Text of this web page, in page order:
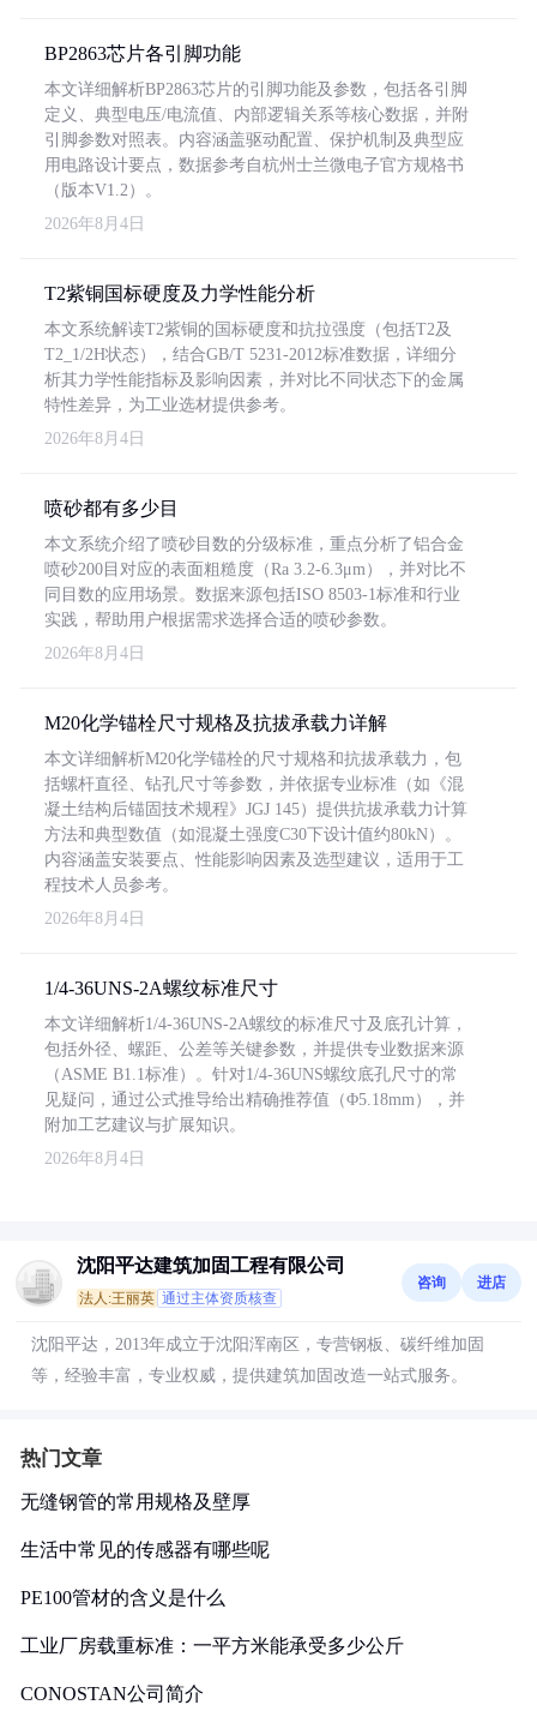
BP2863芯片各引脚功能
本文详细解析BP2863芯片的引脚功能及参数，包括各引脚
定义、典型电压/电流值、内部逻辑关系等核心数据，并附
引脚参数对照表。内容涵盖驱动配置、保护机制及典型应
用电路设计要点，数据参考自杭州士兰微电子官方规格书
（版本V1.2）。
2026年8月4日
T2紫铜国标硬度及力学性能分析
本文系统解读T2紫铜的国标硬度和抗拉强度（包括T2及
T2_1/2H状态），结合GB/T 5231-2012标准数据，详细分
析其力学性能指标及影响因素，并对比不同状态下的金属
特性差异，为工业选材提供参考。
2026年8月4日
喷砂都有多少目
本文系统介绍了喷砂目数的分级标准，重点分析了铝合金
喷砂200目对应的表面粗糙度（Ra 3.2-6.3μm），并对比不
同目数的应用场景。数据来源包括ISO 8503-1标准和行业
实践，帮助用户根据需求选择合适的喷砂参数。
2026年8月4日
M20化学锚栓尺寸规格及抗拔承载力详解
本文详细解析M20化学锚栓的尺寸规格和抗拔承载力，包
括螺杆直径、钻孔尺寸等参数，并依据专业标准（如《混
凝土结构后锚固技术规程》JGJ 145）提供抗拔承载力计算
方法和典型数值（如混凝土强度C30下设计值约80kN）。
内容涵盖安装要点、性能影响因素及选型建议，适用于工
程技术人员参考。
2026年8月4日
1/4-36UNS-2A螺纹标准尺寸
本文详细解析1/4-36UNS-2A螺纹的标准尺寸及底孔计算，
包括外径、螺距、公差等关键参数，并提供专业数据来源
（ASME B1.1标准）。针对1/4-36UNS螺纹底孔尺寸的常
见疑问，通过公式推导给出精确推荐值（Φ5.18mm），并
附加工艺建议与扩展知识。
2026年8月4日
沈阳平达建筑加固工程有限公司
法人:王丽英 通过主体资质核查
咨询 进店
沈阳平达，2013年成立于沈阳浑南区，专营钢板、碳纤维加固
等，经验丰富，专业权威，提供建筑加固改造一站式服务。
热门文章
无缝钢管的常用规格及壁厚
生活中常见的传感器有哪些呢
PE100管材的含义是什么
工业厂房载重标准：一平方米能承受多少公斤
CONOSTAN公司简介